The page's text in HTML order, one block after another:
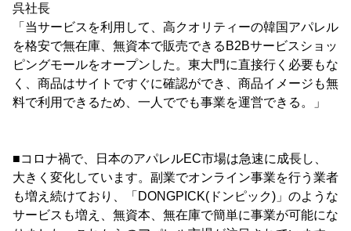
呉社長
「当サービスを利用して、高クオリティーの韓国アパレル
を格安で無在庫、無資本で販売できるB2Bサービスショッ
ピングモールをオープンした。東大門に直接行く必要もな
く、商品はサイトですぐに確認ができ、商品イメージも無
料で利用できるため、一人ででも事業を運営できる。」
■コロナ禍で、日本のアパレルEC市場は急速に成長し、
大きく変化しています。副業でオンライン事業を行う業者
も増え続けており、「DONGPICK(ドンピック)」のような
サービスも増え、無資本、無在庫で簡単に事業が可能にな